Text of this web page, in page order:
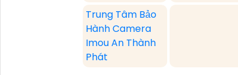
Trung Tâm Bảo
Hành Camera
Imou An Thành
Phát